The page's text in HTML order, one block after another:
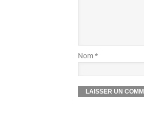
Nom *